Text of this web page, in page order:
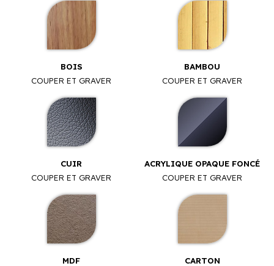
BOIS
COUPER ET GRAVER
BAMBOU
COUPER ET GRAVER
CUIR
COUPER ET GRAVER
ACRYLIQUE OPAQUE FONCÉ
COUPER ET GRAVER
MDF
CARTON